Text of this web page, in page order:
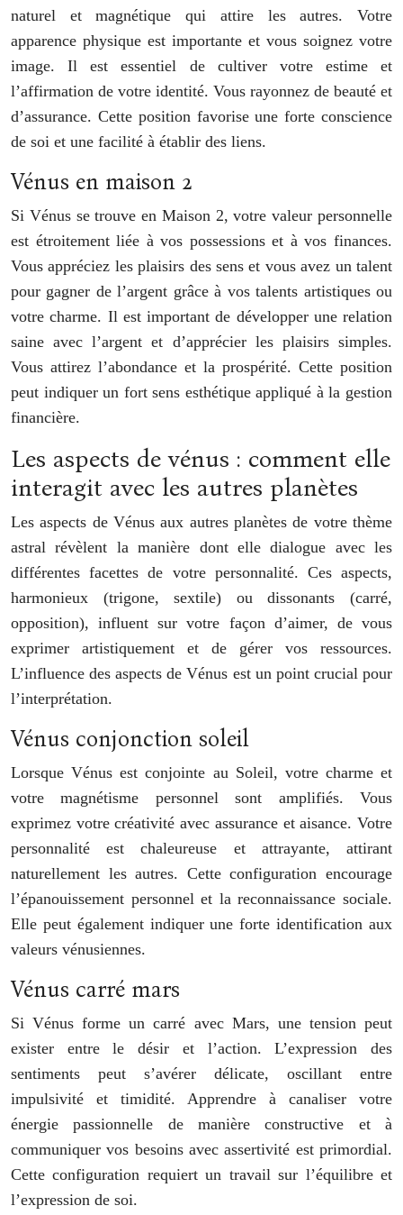
naturel et magnétique qui attire les autres. Votre
apparence physique est importante et vous soignez votre
image. Il est essentiel de cultiver votre estime et
l’affirmation de votre identité. Vous rayonnez de beauté et
d’assurance. Cette position favorise une forte conscience
de soi et une facilité à établir des liens.
Vénus en maison 2
Si Vénus se trouve en Maison 2, votre valeur personnelle
est étroitement liée à vos possessions et à vos finances.
Vous appréciez les plaisirs des sens et vous avez un talent
pour gagner de l’argent grâce à vos talents artistiques ou
votre charme. Il est important de développer une relation
saine avec l’argent et d’apprécier les plaisirs simples.
Vous attirez l’abondance et la prospérité. Cette position
peut indiquer un fort sens esthétique appliqué à la gestion
financière.
Les aspects de vénus : comment elle
interagit avec les autres planètes
Les aspects de Vénus aux autres planètes de votre thème
astral révèlent la manière dont elle dialogue avec les
différentes facettes de votre personnalité. Ces aspects,
harmonieux (trigone, sextile) ou dissonants (carré,
opposition), influent sur votre façon d’aimer, de vous
exprimer artistiquement et de gérer vos ressources.
L’influence des aspects de Vénus est un point crucial pour
l’interprétation.
Vénus conjonction soleil
Lorsque Vénus est conjointe au Soleil, votre charme et
votre magnétisme personnel sont amplifiés. Vous
exprimez votre créativité avec assurance et aisance. Votre
personnalité est chaleureuse et attrayante, attirant
naturellement les autres. Cette configuration encourage
l’épanouissement personnel et la reconnaissance sociale.
Elle peut également indiquer une forte identification aux
valeurs vénusiennes.
Vénus carré mars
Si Vénus forme un carré avec Mars, une tension peut
exister entre le désir et l’action. L’expression des
sentiments peut s’avérer délicate, oscillant entre
impulsivité et timidité. Apprendre à canaliser votre
énergie passionnelle de manière constructive et à
communiquer vos besoins avec assertivité est primordial.
Cette configuration requiert un travail sur l’équilibre et
l’expression de soi.